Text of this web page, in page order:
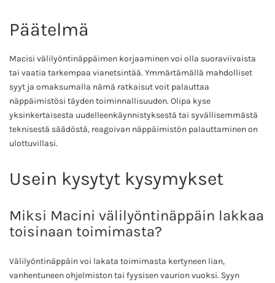
Päätelmä
Macisi välilyöntinäppäimen korjaaminen voi olla suoraviivaista
tai vaatia tarkempaa vianetsintää. Ymmärtämällä mahdolliset
syyt ja omaksumalla nämä ratkaisut voit palauttaa
näppäimistösi täyden toiminnallisuuden. Olipa kyse
yksinkertaisesta uudelleenkäynnistyksestä tai syvällisemmästä
teknisestä säädöstä, reagoivan näppäimistön palauttaminen on
ulottuvillasi.
Usein kysytyt kysymykset
Miksi Macini välilyöntinäppäin lakkaa
toisinaan toimimasta?
Välilyöntinäppäin voi lakata toimimasta kertyneen lian,
vanhentuneen ohjelmiston tai fyysisen vaurion vuoksi. Syyn